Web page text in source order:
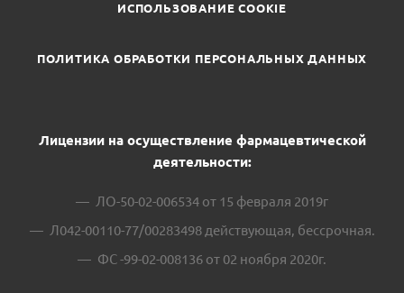
ИСПОЛЬЗОВАНИЕ COOKIE
ПОЛИТИКА ОБРАБОТКИ ПЕРСОНАЛЬНЫХ ДАННЫХ
Лицензии на осуществление фармацевтической
деятельности:
ЛО-50-02-006534 от 15 февраля 2019г
Л042-00110-77/00283498 действующая, бессрочная.
ФС -99-02-008136 от 02 ноября 2020г.